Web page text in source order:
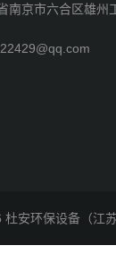
南京市六合区雄州
杜安环保设备（